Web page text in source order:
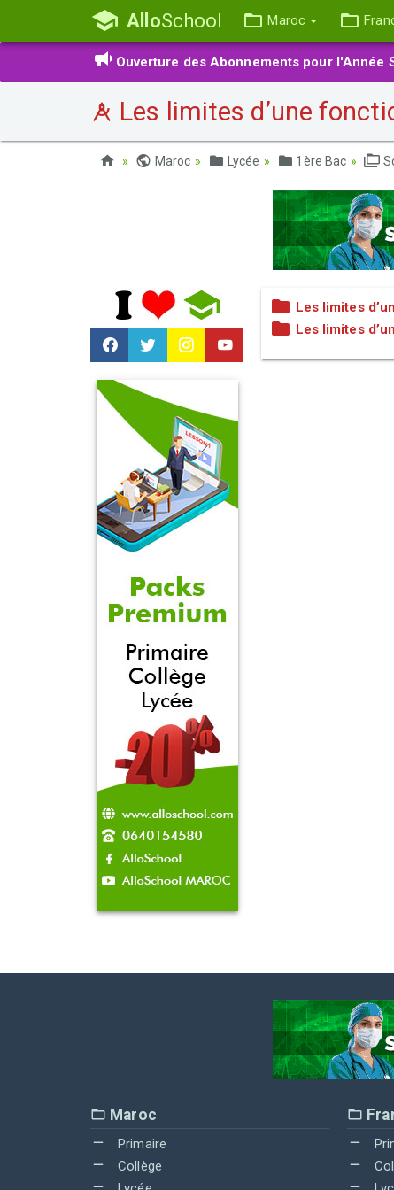
AlloSchool Maroc
Ouverture des Abonnements pour l'Année
Les limites d’une
Maroc Lycée 1ère Bac
Les limites
Les limites
Maroc
Primaire
Collège